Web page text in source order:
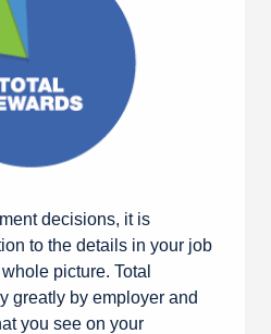
decisions, it is
to the details in your job
picture. Total
greatly by employer and
you see on your